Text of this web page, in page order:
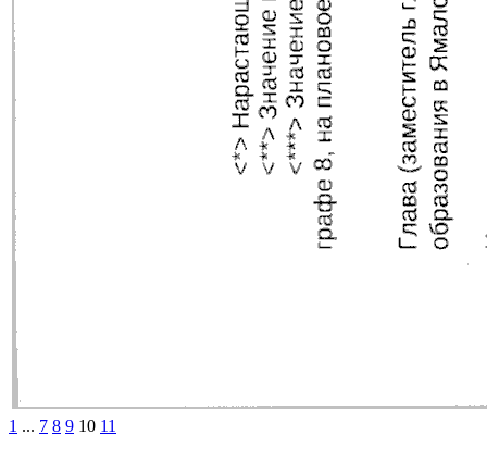
1 ... 7 8 9 10 11